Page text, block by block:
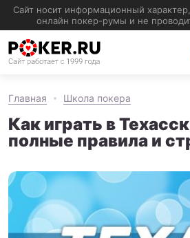
Главная Школа покера
Как играть в
полные правила и